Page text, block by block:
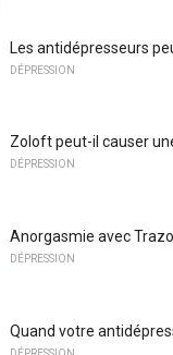
Les antidépresseurs
DÉPRESSION
Zoloft peut-il causer
DÉPRESSION
Anorgasmie avec
DÉPRESSION
Quand votre